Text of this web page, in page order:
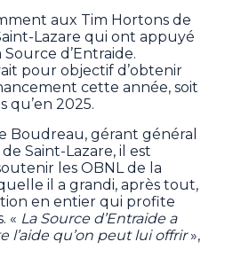
aux Tim Hortons de
Lazare qui ont appuyé
Source d’Entraide.
pour objectif d’obtenir
cette année, soit
qu’en 2025.
Boudreau, gérant général
Saint-Lazare, il est
les OBNL de la
il a grandi, après tout,
en entier qui profite
« La Source d’Entraide a
l’aide qu’on peut lui offrir»,